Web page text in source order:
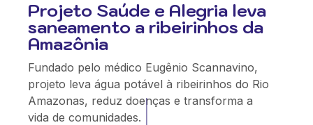
Projeto Saúde e Alegria leva
saneamento a ribeirinhos da
Amazônia
Fundado pelo médico Eugênio Scannavino,
projeto leva água potável à ribeirinhos do Rio
Amazonas, reduz doenças e transforma a
vida de comunidades.